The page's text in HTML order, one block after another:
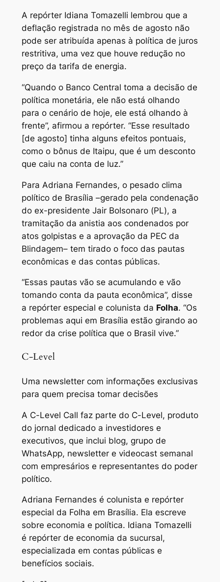
A repórter Idiana Tomazelli lembrou que a
deflação registrada no mês de agosto não
pode ser atribuída apenas à política de juros
restritiva, uma vez que houve redução no
preço da tarifa de energia.
“Quando o Banco Central toma a decisão de
política monetária, ele não está olhando
para o cenário de hoje, ele está olhando à
frente”, afirmou a repórter. “Esse resultado
[de agosto] tinha alguns efeitos pontuais,
como o bônus de Itaipu, que é um desconto
que caiu na conta de luz.”
Para Adriana Fernandes, o pesado clima
político de Brasília –gerado pela condenação
do ex-presidente Jair Bolsonaro (PL), a
tramitação da anistia aos condenados por
atos golpistas e a aprovação da PEC da
Blindagem– tem tirado o foco das pautas
econômicas e das contas públicas.
“Essas pautas vão se acumulando e vão
tomando conta da pauta econômica”, disse
a repórter especial e colunista da Folha. “Os
problemas aqui em Brasília estão girando ao
redor da crise política que o Brasil vive.”
C-Level
Uma newsletter com informações exclusivas
para quem precisa tomar decisões
A C-Level Call faz parte do C-Level, produto
do jornal dedicado a investidores e
executivos, que inclui blog, grupo de
WhatsApp, newsletter e videocast semanal
com empresários e representantes do poder
político.
Adriana Fernandes é colunista e repórter
especial da Folha em Brasília. Ela escreve
sobre economia e política. Idiana Tomazelli
é repórter de economia da sucursal,
especializada em contas públicas e
benefícios sociais.